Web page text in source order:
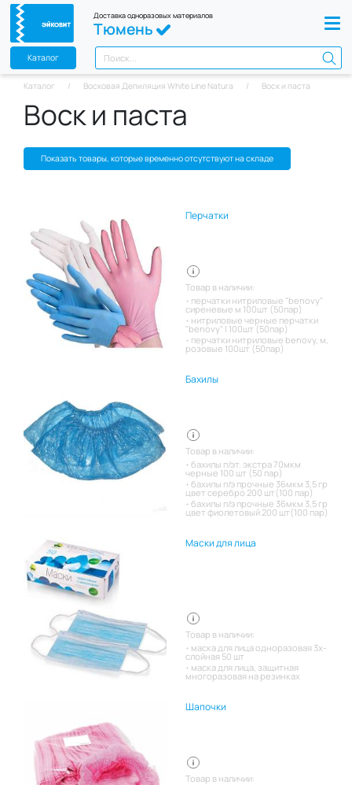
Доставка одноразовых материалов
Тюмень
Каталог
Каталог Восковая Депиляция White Line Natura Воск и паста
Воск и паста
Показать товары, которые временно отсутствуют на складе
Перчатки
Товар в наличии:
перчатки нитриловые "benovy"
сиреневые м 100шт (50пар)
нитриловые черные перчатки
"benovy" l 100шт (50пар)
перчатки нитриловые benovy, м,
розовые 100шт (50пар)
Бахилы
Товар в наличии:
бахилы п/эт. экстра 70мкм
черные 100 шт (50 пар)
бахилы п/э прочные 36мкм 3,5 гр
цвет серебро 200 шт(100 пар)
бахилы п/э прочные 36мкм 3,5 гр
цвет фиолетовый 200 шт(100 пар)
Маски для лица
Товар в наличии:
маска для лица одноразовая 3х-
слойная 50 шт
маска для лица, защитная
многоразовая на резинках
Шапочки
Товар в наличии: